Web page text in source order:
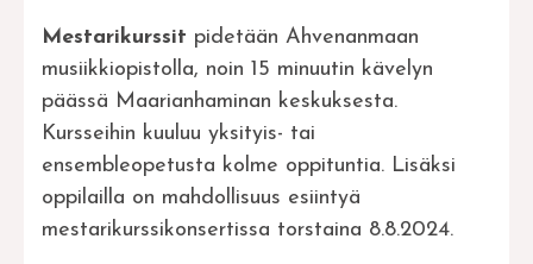
Mestarikurssit pidetään Ahvenanmaan
musiikkiopistolla, noin 15 minuutin kävelyn
päässä Maarianhaminan keskuksesta.
Kursseihin kuuluu yksityis- tai
ensembleopetusta kolme oppituntia. Lisäksi
oppilailla on mahdollisuus esiintyä
mestarikurssikonsertissa torstaina 8.8.2024.